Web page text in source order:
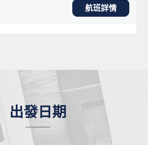
航班詳情
出發日期